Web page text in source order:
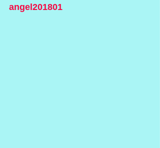
angel201801